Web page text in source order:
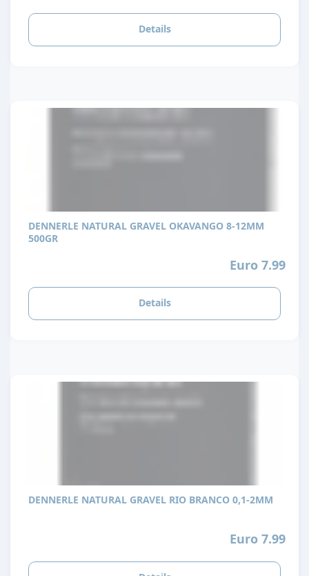
Details
DENNERLE NATURAL GRAVEL OKAVANGO 8-12MM
500GR
Euro 7.99
Details
DENNERLE NATURAL GRAVEL RIO BRANCO 0,1-2MM
Euro 7.99